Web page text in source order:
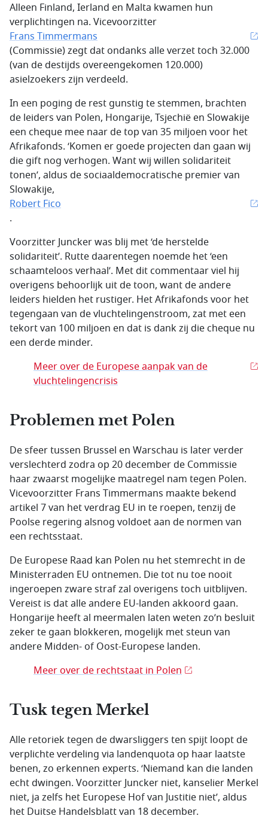
Alleen Finland, Ierland en Malta kwamen hun
verplichtingen na. Vicevoorzitter
Frans Timmermans
(Commissie) zegt dat ondanks alle verzet toch 32.000
(van de destijds overeengekomen 120.000)
asielzoekers zijn verdeeld.
In een poging de rest gunstig te stemmen, brachten
de leiders van Polen, Hongarije, Tsjechië en Slowakije
een cheque mee naar de top van 35 miljoen voor het
Afrikafonds. ‘Komen er goede projecten dan gaan wij
die gift nog verhogen. Want wij willen solidariteit
tonen’, aldus de sociaaldemocratische premier van
Slowakije,
Robert Fico
.
Voorzitter Juncker was blij met ‘de herstelde
solidariteit’. Rutte daarentegen noemde het ‘een
schaamteloos verhaal’. Met dit commentaar viel hij
overigens behoorlijk uit de toon, want de andere
leiders hielden het rustiger. Het Afrikafonds voor het
tegengaan van de vluchtelingenstroom, zat met een
tekort van 100 miljoen en dat is dank zij die cheque nu
een derde minder.
Meer over de Europese aanpak van de
vluchtelingencrisis
Problemen met Polen
De sfeer tussen Brussel en Warschau is later verder
verslechterd zodra op 20 december de Commissie
haar zwaarst mogelijke maatregel nam tegen Polen.
Vicevoorzitter Frans Timmermans maakte bekend
artikel 7 van het verdrag EU in te roepen, tenzij de
Poolse regering alsnog voldoet aan de normen van
een rechtsstaat.
De Europese Raad kan Polen nu het stemrecht in de
Ministerraden EU ontnemen. Die tot nu toe nooit
ingeroepen zware straf zal overigens toch uitblijven.
Vereist is dat alle andere EU-landen akkoord gaan.
Hongarije heeft al meermalen laten weten zo’n besluit
zeker te gaan blokkeren, mogelijk met steun van
andere Midden- of Oost-Europese landen.
Meer over de rechtstaat in Polen
Tusk tegen Merkel
Alle retoriek tegen de dwarsliggers ten spijt loopt de
verplichte verdeling via landenquota op haar laatste
benen, zo erkennen experts. ‘Niemand kan die landen
echt dwingen. Voorzitter Juncker niet, kanselier Merkel
niet, ja zelfs het Europese Hof van Justitie niet’, aldus
het Duitse Handelsblattvan 18 december.